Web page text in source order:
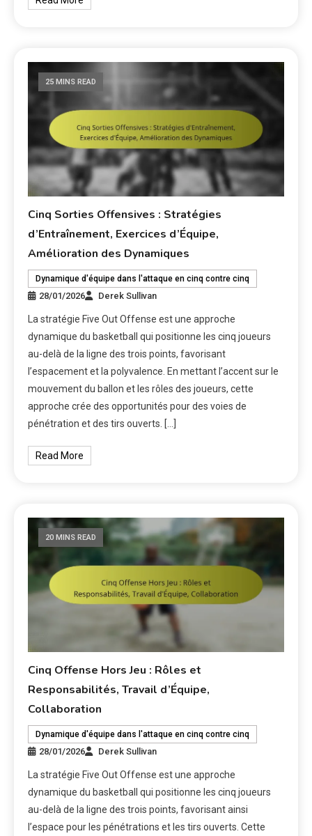
25 MINS READ
Cinq Sorties Offensives : Stratégies
d’Entraînement, Exercices d’Équipe,
Amélioration des Dynamiques
Dynamique d'équipe dans l'attaque en cinq contre cinq
28/01/2026 Derek Sullivan
La stratégie Five Out Offense est une approche
dynamique du basketball qui positionne les cinq joueurs
au-delà de la ligne des trois points, favorisant
l’espacement et la polyvalence. En mettant l’accent sur le
mouvement du ballon et les rôles des joueurs, cette
approche crée des opportunités pour des voies de
pénétration et des tirs ouverts. […]
Read More
20 MINS READ
Cinq Offense Hors Jeu : Rôles et
Responsabilités, Travail d’Équipe,
Collaboration
Dynamique d'équipe dans l'attaque en cinq contre cinq
28/01/2026 Derek Sullivan
La stratégie Five Out Offense est une approche
dynamique du basketball qui positionne les cinq joueurs
au-delà de la ligne des trois points, favorisant ainsi
l’espace pour les pénétrations et les tirs ouverts. Cette